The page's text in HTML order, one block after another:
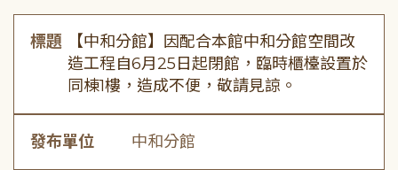
標題
【中和分館】因配合本館中和分館空間改
造工程自6月25日起閉館，臨時櫃檯設置於
同棟1樓，造成不便，敬請見諒。
發布單位 中和分館